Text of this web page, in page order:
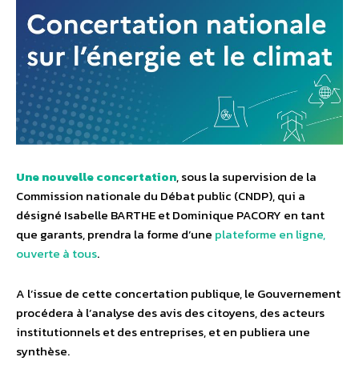
Une nouvelle concertation, sous la supervision de la
Commission nationale du Débat public (CNDP), qui a
désigné Isabelle BARTHE et Dominique PACORY en tant
que garants, prendra la forme d’une plateforme en ligne,
ouverte à tous.
A l’issue de cette concertation publique, le Gouvernement
procédera à l’analyse des avis des citoyens, des acteurs
institutionnels et des entreprises, et en publiera une
synthèse.